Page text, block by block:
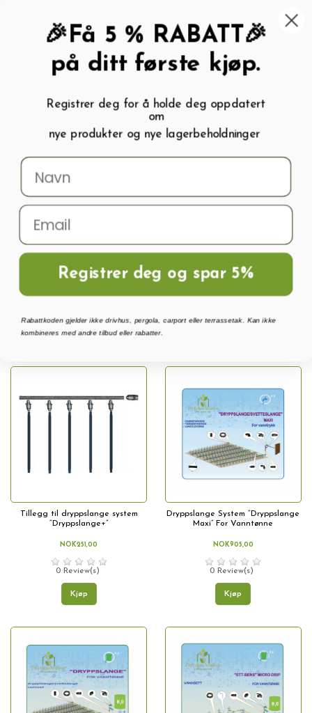
My wishlist ( 0
Menu Søk Logg inn Handlevogn
Hjem
Uten vanntrykk
Tillegg til dryppslange system
“Dryppslange+”
NOK251,00
0 Review(s)
Kjøp
Dryppslange System “Dryppslange
Maxi” For Vanntønne
NOK905,00
0 Review(s)
Kjøp
🎉Få 5 % RABATT🎉
på ditt første kjøp.
Registrer deg for å holde deg oppdatert
om
nye produkter og nye lagerbeholdninger
Registrer deg og spar 5%
Rabattkoden gjelder ikke drivhus, pergola, carport eller terrassetak. Kan ikke
kombineres med andre tilbud eller rabatter.